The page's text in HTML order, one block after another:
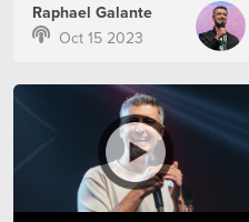
Raphael Galante
Oct 15 2023